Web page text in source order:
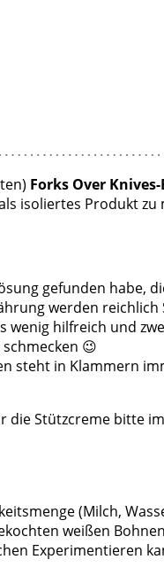
Forks Over
isoliertes Produkt zu
gefunden habe,
werden
hilfreich und
😉
in Klammern
die Stützcreme bitte
(Milch,
weißen
Experimentieren